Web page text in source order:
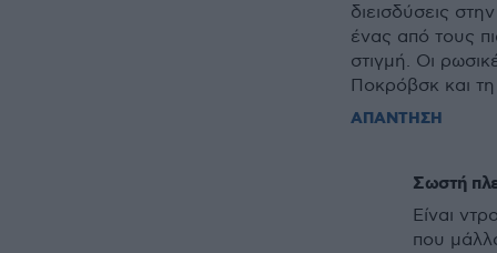
διεισδύσεις
ένας από τους
στιγμή. Οι
Ποκρόβσκ και
ΑΠΑΝΤΗΣΗ
Σωστή
Είναι
που